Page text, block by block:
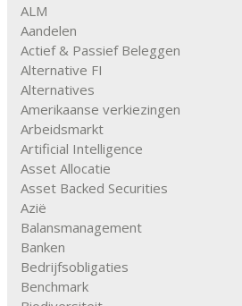
ALM
Aandelen
Actief & Passief Beleggen
Alternative FI
Alternatives
Amerikaanse verkiezingen
Arbeidsmarkt
Artificial Intelligence
Asset Allocatie
Asset Backed Securities
Azië
Balansmanagement
Banken
Bedrijfsobligaties
Benchmark